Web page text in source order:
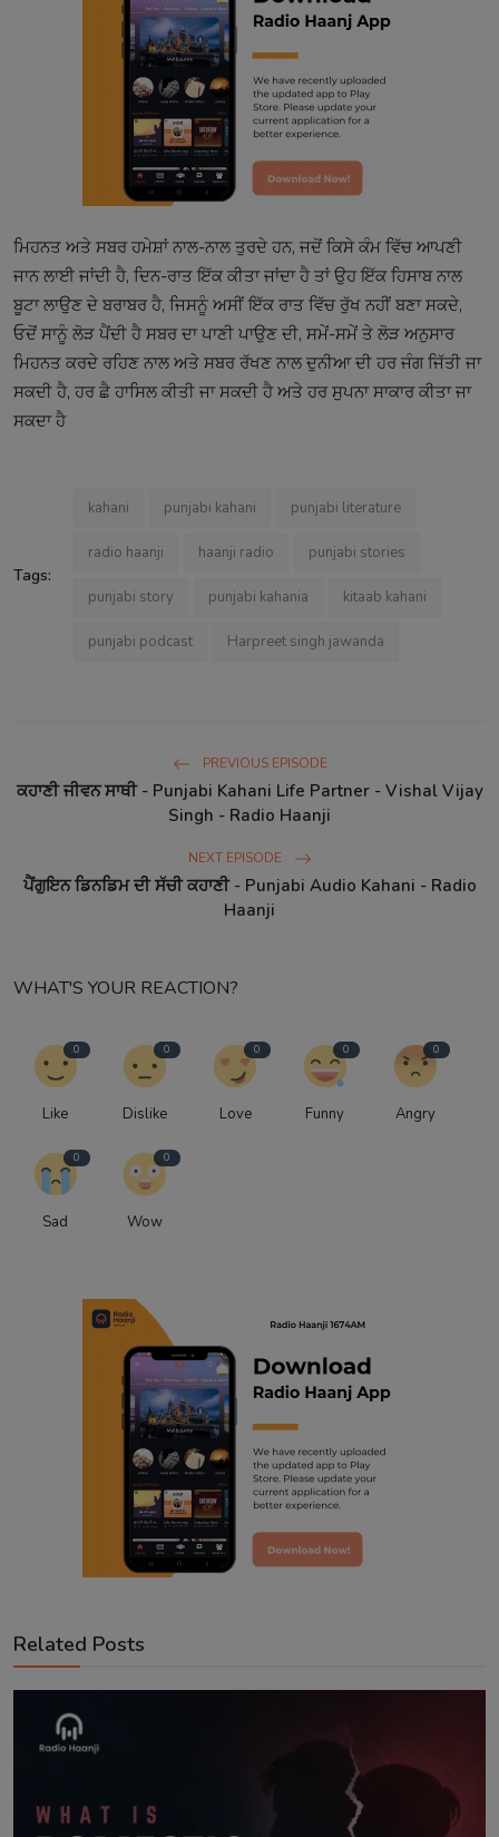
ਮਿਹਨਤ ਅਤੇ ਸਬਰ ਹਮੇਸ਼ਾਂ ਨਾਲ-ਨਾਲ ਤੁਰਦੇ ਹਨ, ਜਦੋਂ ਕਿਸੇ ਕੰਮ ਵਿੱਚ ਆਪਣੀ
ਜਾਨ ਲਾਈ ਜਾਂਦੀ ਹੈ, ਦਿਨ-ਰਾਤ ਇੱਕ ਕੀਤਾ ਜਾਂਦਾ ਹੈ ਤਾਂ ਉਹ ਇੱਕ ਹਿਸਾਬ ਨਾਲ
ਬੂਟਾ ਲਾਉਣ ਦੇ ਬਰਾਬਰ ਹੈ, ਜਿਸਨੂੰ ਅਸੀਂ ਇੱਕ ਰਾਤ ਵਿੱਚ ਰੁੱਖ ਨਹੀਂ ਬਣਾ ਸਕਦੇ,
ਓਦੋਂ ਸਾਨੂੰ ਲੋੜ ਪੈਂਦੀ ਹੈ ਸਬਰ ਦਾ ਪਾਣੀ ਪਾਉਣ ਦੀ, ਸਮੇਂ-ਸਮੇਂ ਤੇ ਲੋੜ ਅਨੁਸਾਰ
ਮਿਹਨਤ ਕਰਦੇ ਰਹਿਣ ਨਾਲ ਅਤੇ ਸਬਰ ਰੱਖਣ ਨਾਲ ਦੁਨੀਆ ਦੀ ਹਰ ਜੰਗ ਜਿੱਤੀ ਜਾ
ਸਕਦੀ ਹੈ, ਹਰ ਛੈ ਹਾਸਿਲ ਕੀਤੀ ਜਾ ਸਕਦੀ ਹੈ ਅਤੇ ਹਰ ਸੁਪਨਾ ਸਾਕਾਰ ਕੀਤਾ ਜਾ
ਸਕਦਾ ਹੈ
Tags:
kahani punjabi kahani punjabi literature
radio haanji haanji radio punjabi stories
punjabi story punjabi kahania kitaab kahani
punjabi podcast Harpreet singh jawanda
PREVIOUS EPISODE
ਕਹਾਣੀ ਜੀਵਨ ਸਾਥੀ - Punjabi Kahani Life Partner - Vishal Vijay
Singh - Radio Haanji
NEXT EPISODE
ਪੈਂਗੁਇਨ ਡਿਨਡਿਮ ਦੀ ਸੱਚੀ ਕਹਾਣੀ - Punjabi Audio Kahani - Radio
Haanji
WHAT'S YOUR REACTION?
0
Like
0
Dislike
0
Love
0
Funny
0
Angry
0
Sad
0
Wow
Related Posts